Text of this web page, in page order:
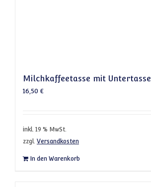
Milchkaffeetasse mit Untertasse
16,50 €
inkl. 19 % MwSt.
zzgl. Versandkosten
In den Warenkorb